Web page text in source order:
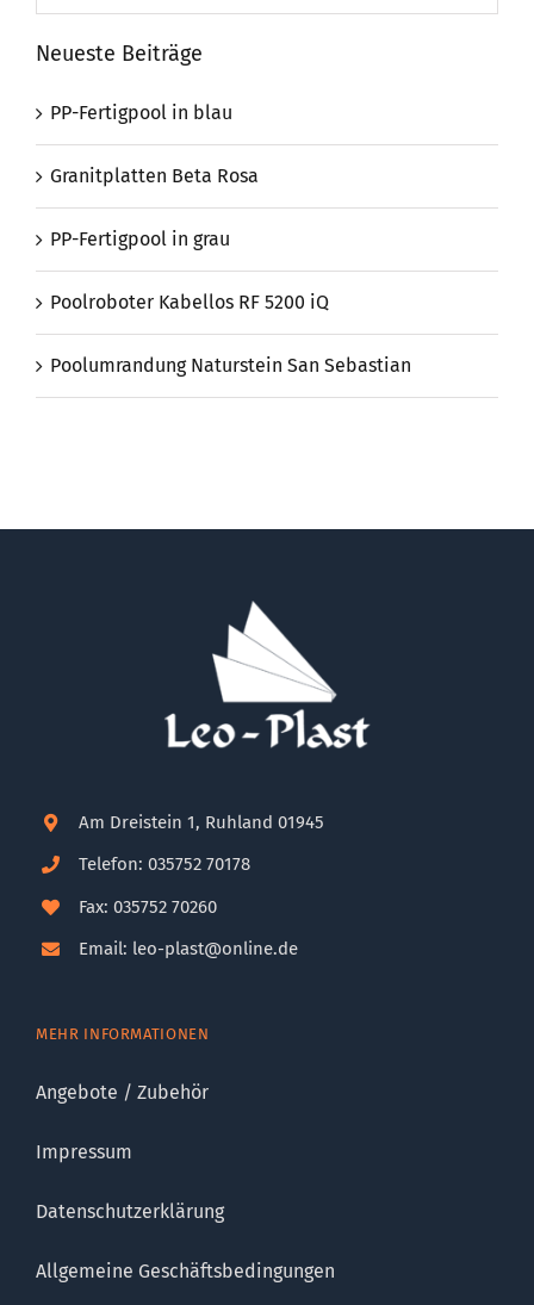
Neueste Beiträge
PP-Fertigpool in blau
Granitplatten Beta Rosa
PP-Fertigpool in grau
Poolroboter Kabellos RF 5200 iQ
Poolumrandung Naturstein San Sebastian
Am Dreistein 1, Ruhland 01945
Telefon: 035752 70178
Fax: 035752 70260
Email: leo-plast@online.de
MEHR INFORMATIONEN
Angebote / Zubehör
Impressum
Datenschutzerklärung
Allgemeine Geschäftsbedingungen